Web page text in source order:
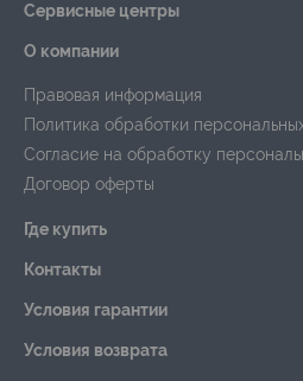
Сервисные центры
О компании
Правовая информация
Политика обработки
Согласие на обработку
Договор оферты
Где купить
Контакты
Условия гарантии
Условия возврата